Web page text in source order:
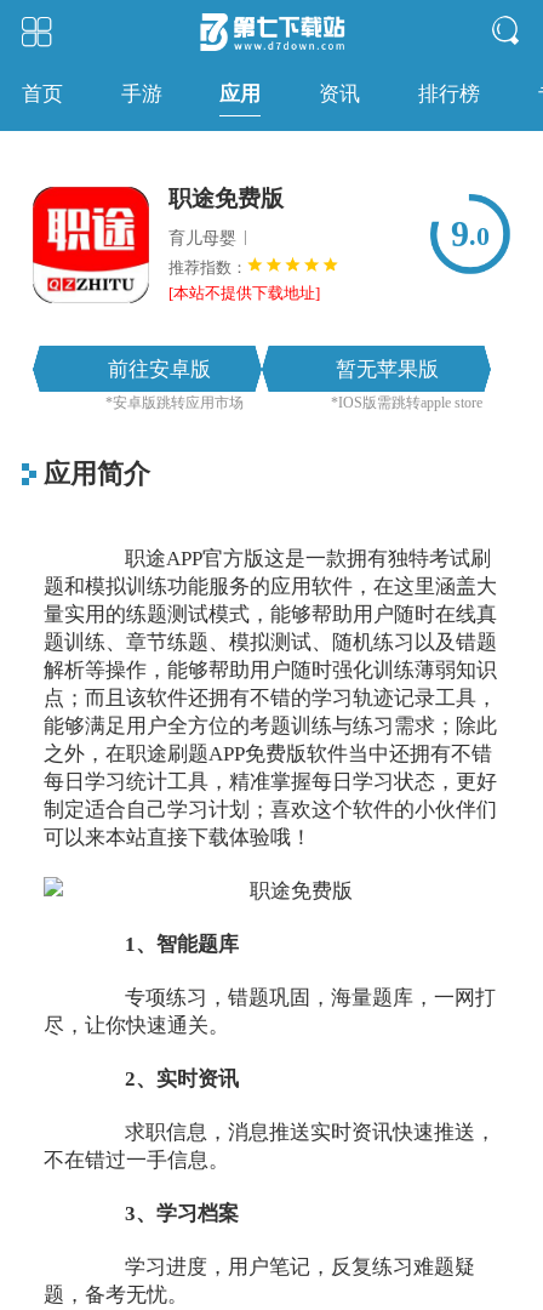
首页 手游 应用 资讯 排行榜
职途免费版
育儿母婴 |
推荐指数：
[本站不提供下载地址]
9.0
前往安卓版 暂无苹果版
*安卓版跳转应用市场 *IOS版需跳转apple store
应用简介
职途APP官方版这是一款拥有独特考试刷
题和模拟训练功能服务的应用软件，在这里涵盖大
量实用的练题测试模式，能够帮助用户随时在线真
题训练、章节练题、模拟测试、随机练习以及错题
解析等操作，能够帮助用户随时强化训练薄弱知识
点；而且该软件还拥有不错的学习轨迹记录工具，
能够满足用户全方位的考题训练与练习需求；除此
之外，在职途刷题APP免费版软件当中还拥有不错
每日学习统计工具，精准掌握每日学习状态，更好
制定适合自己学习计划；喜欢这个软件的小伙伴们
可以来本站直接下载体验哦！
1、智能题库
专项练习，错题巩固，海量题库，一网打
尽，让你快速通关。
2、实时资讯
求职信息，消息推送实时资讯快速推送，
不在错过一手信息。
3、学习档案
学习进度，用户笔记，反复练习难题疑
题，备考无忧。